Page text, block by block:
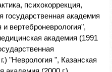
психокоррекция,
государственная академия
вертеброневрология",
академия (1991
"Неврология ", Казанская